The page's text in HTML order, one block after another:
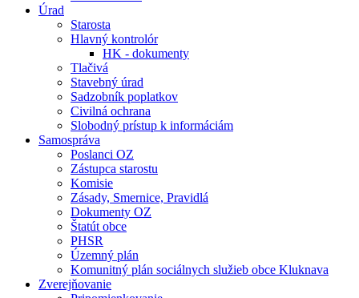
Úrad
Starosta
Hlavný kontrolór
HK - dokumenty
Tlačivá
Stavebný úrad
Sadzobník poplatkov
Civilná ochrana
Slobodný prístup k informáciám
Samospráva
Poslanci OZ
Zástupca starostu
Komisie
Zásady, Smernice, Pravidlá
Dokumenty OZ
Štatút obce
PHSR
Územný plán
Komunitný plán sociálnych služieb obce Kluknava
Zverejňovanie